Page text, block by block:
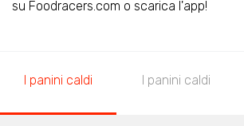
su Foodracers.com o scarica l'app!
I panini caldi I panini caldi